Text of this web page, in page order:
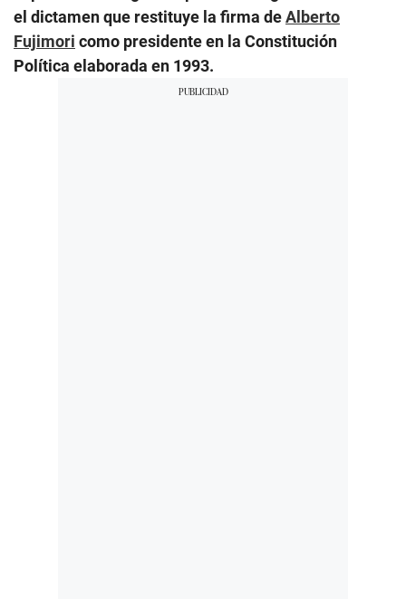
el dictamen que restituye la firma deAlberto
Fujimori como presidente en la Constitución
Política elaborada en 1993.